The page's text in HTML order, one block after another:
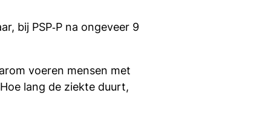
bij PSP‑P na ongeveer 9
voeren mensen met
lang de ziekte duurt,